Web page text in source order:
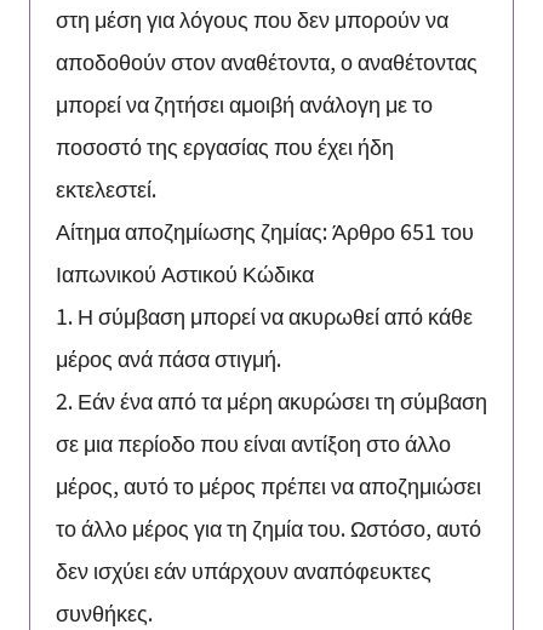
στη μέση για λόγους που δεν μπορούν να
αποδοθούν στον αναθέτοντα, ο αναθέτοντας
μπορεί να ζητήσει αμοιβή ανάλογη με το
ποσοστό της εργασίας που έχει ήδη
εκτελεστεί.
Αίτημα αποζημίωσης ζημίας: Άρθρο 651 του
Ιαπωνικού Αστικού Κώδικα
1. Η σύμβαση μπορεί να ακυρωθεί από κάθε
μέρος ανά πάσα στιγμή.
2. Εάν ένα από τα μέρη ακυρώσει τη σύμβαση
σε μια περίοδο που είναι αντίξοη στο άλλο
μέρος, αυτό το μέρος πρέπει να αποζημιώσει
το άλλο μέρος για τη ζημία του. Ωστόσο, αυτό
δεν ισχύει εάν υπάρχουν αναπόφευκτες
συνθήκες.